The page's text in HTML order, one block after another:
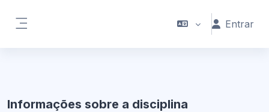
Entrar
Informações sobre a disciplina